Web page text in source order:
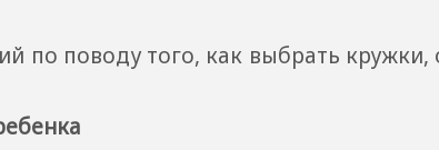
поводу того, как выбрать кружки,